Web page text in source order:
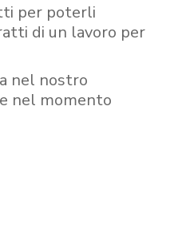
per poterli
di un lavoro per
nel nostro
nel momento